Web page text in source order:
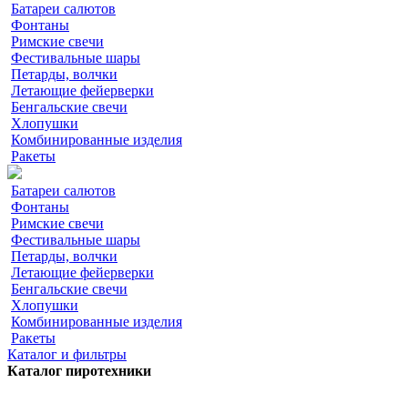
Батареи салютов
Фонтаны
Римские свечи
Фестивальные шары
Петарды, волчки
Летающие фейерверки
Бенгальские свечи
Хлопушки
Комбинированные изделия
Ракеты
Батареи салютов
Фонтаны
Римские свечи
Фестивальные шары
Петарды, волчки
Летающие фейерверки
Бенгальские свечи
Хлопушки
Комбинированные изделия
Ракеты
Каталог и фильтры
Каталог пиротехники